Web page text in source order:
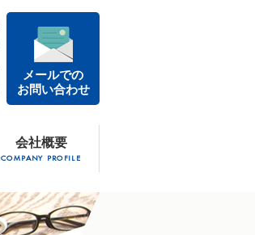
メールでの
お問い合わせ
会社概要
COMPANY PROFILE